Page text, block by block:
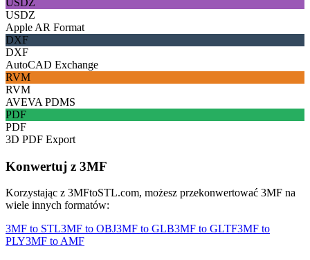
USDZ
USDZ
Apple AR Format
DXF
DXF
AutoCAD Exchange
RVM
RVM
AVEVA PDMS
PDF
PDF
3D PDF Export
Konwertuj z 3MF
Korzystając z 3MFtoSTL.com, możesz przekonwertować 3MF na
wiele innych formatów:
3MF to STL3MF to OBJ3MF to GLB3MF to GLTF3MF to
PLY3MF toAMF